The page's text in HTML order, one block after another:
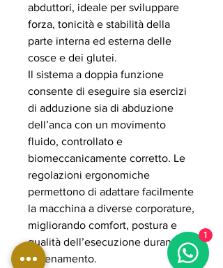
abduttori, ideale per sviluppare
forza, tonicità e stabilità della
parte interna ed esterna delle
cosce e dei glutei.
Il sistema a doppia funzione
consente di eseguire sia esercizi
di adduzione sia di abduzione
dell’anca con un movimento
fluido, controllato e
biomeccanicamente corretto. Le
regolazioni ergonomiche
permettono di adattare facilmente
la macchina a diverse corporature,
migliorando comfort, postura e
qualità dell’esecuzione durante
l’allenamento.
1